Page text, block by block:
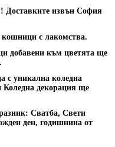
Доставките извън София
с лакомства.
добавени към цветята ще
с уникална коледна
декорация ще
Сватба, Свети
ден, годишнина от